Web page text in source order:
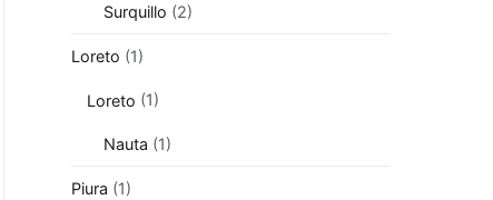
Surquillo (2)
Loreto (1)
Loreto (1)
Nauta (1)
Piura (1)